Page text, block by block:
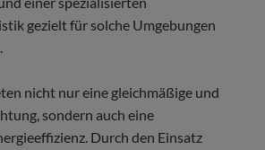
gezielt für solche Umgebungen
nicht nur eine gleichmäßige und
sondern auch eine
Durch den Einsatz